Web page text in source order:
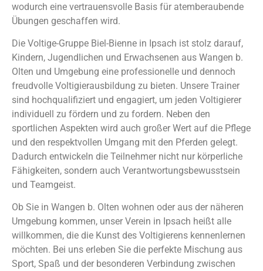
wodurch eine vertrauensvolle Basis für atemberaubende
Übungen geschaffen wird.
Die Voltige-Gruppe Biel-Bienne in Ipsach ist stolz darauf,
Kindern, Jugendlichen und Erwachsenen aus Wangen b.
Olten und Umgebung eine professionelle und dennoch
freudvolle Voltigierausbildung zu bieten. Unsere Trainer
sind hochqualifiziert und engagiert, um jeden Voltigierer
individuell zu fördern und zu fordern. Neben den
sportlichen Aspekten wird auch großer Wert auf die Pflege
und den respektvollen Umgang mit den Pferden gelegt.
Dadurch entwickeln die Teilnehmer nicht nur körperliche
Fähigkeiten, sondern auch Verantwortungsbewusstsein
und Teamgeist.
Ob Sie in Wangen b. Olten wohnen oder aus der näheren
Umgebung kommen, unser Verein in Ipsach heißt alle
willkommen, die die Kunst des Voltigierens kennenlernen
möchten. Bei uns erleben Sie die perfekte Mischung aus
Sport, Spaß und der besonderen Verbindung zwischen